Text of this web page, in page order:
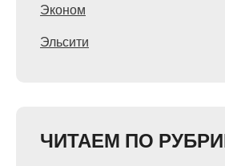
Эконом
Эльсити
ЧИТАЕМ ПО